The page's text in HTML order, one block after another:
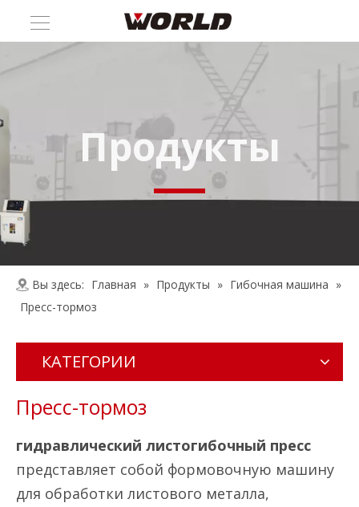
Продукты
Вы здесь: Главная » Продукты » Гибочная машина »
Пресс-тормоз
КАТЕГОРИИ
Пресс-тормоз
гидравлический листогибочный пресс
представляет собой формовочную машину
для обработки листового металла,